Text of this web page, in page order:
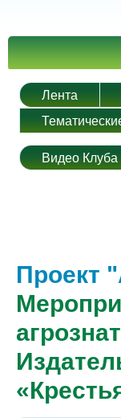
Главное меню
Лента
Видео Клуба
Проект